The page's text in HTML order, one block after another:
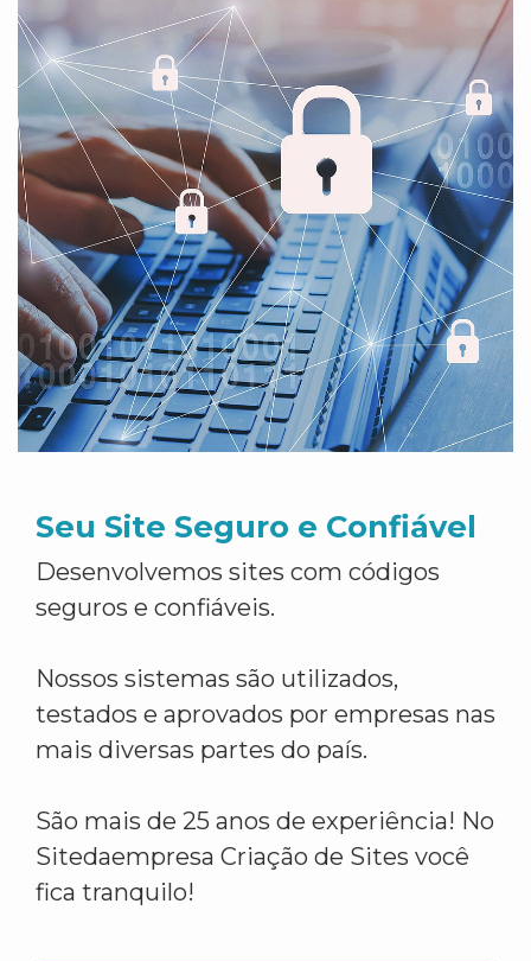
Seu Site Seguro e Confiável
Desenvolvemos sites com códigos
seguros e confiáveis.
Nossos sistemas são utilizados,
testados e aprovados por empresas nas
mais diversas partes do país.
São mais de 25 anos de experiência! No
Sitedaempresa Criação de Sites você
fica tranquilo!